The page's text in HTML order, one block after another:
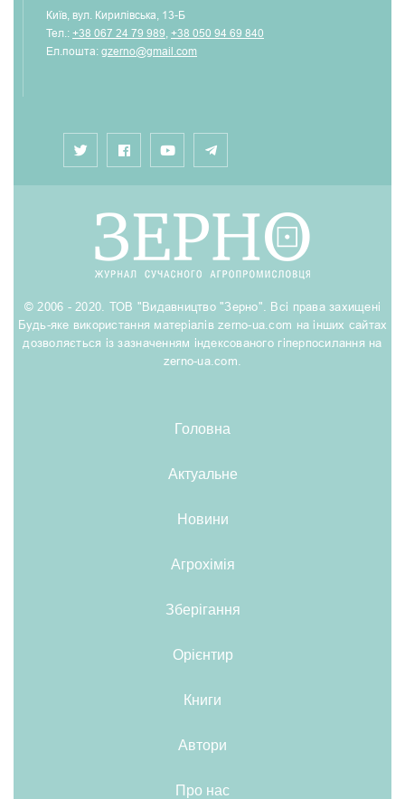
Київ, вул. Кирилівська, 13-Б
Тел.: +38 067 24 79 989 +38 050 94 69 840
Ел.пошта: gzerno@gmail.com
© 2006 - 2020. ТОВ "Видавництво "Зерно". Всі права захищені
Будь-яке використання матеріалів zerno-ua.com на інших сайтах
дозволяється із зазначенням індексованого гіперпосилання на
zerno-ua.com.
Головна
Актуальне
Новини
Агрохімія
Зберігання
Орієнтир
Книги
Автори
Про нас